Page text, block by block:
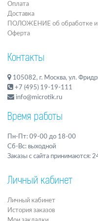
Оплата
Доставка
ПОЛОЖЕНИЕ об обработке и
Оферта
Контакты
105082, г. Москва, ул.
+7 (495) 19-19-111
info@microtik.ru
Время работы
Пн-Пт: 09-00 до 18-00
Сб-Вс: выходной
Заказы с сайта принимаются:
Личный кабинет
Личный кабинет
История заказов